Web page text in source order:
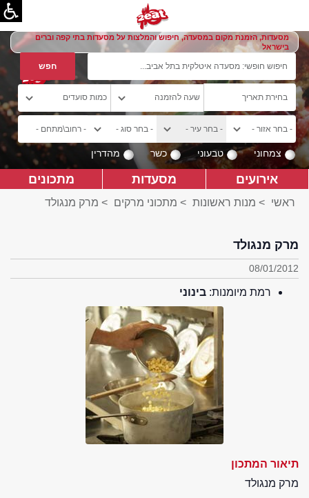
מסעדות, הזמנת מקום במסעדה, חיפוש והמלצות על מסעדות בתי קפה וברים
בישראל
צמחוני טבעוני כשר מהדרין
אירועים מסעדות מתכונים
ראשי > מנות ראשונות > מתכוני מרקים > מרק מנגולד
מרק מנגולד
08/01/2012
רמת מיומנות: בינוני
תיאור המתכון
מרק מנגולד